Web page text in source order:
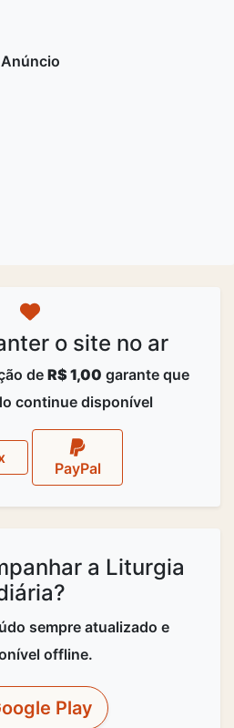
o site no ar
de R$ 1,00 garante que
continue disponível
PayPal
a Liturgia
sempre atualizado e
offline.
Play